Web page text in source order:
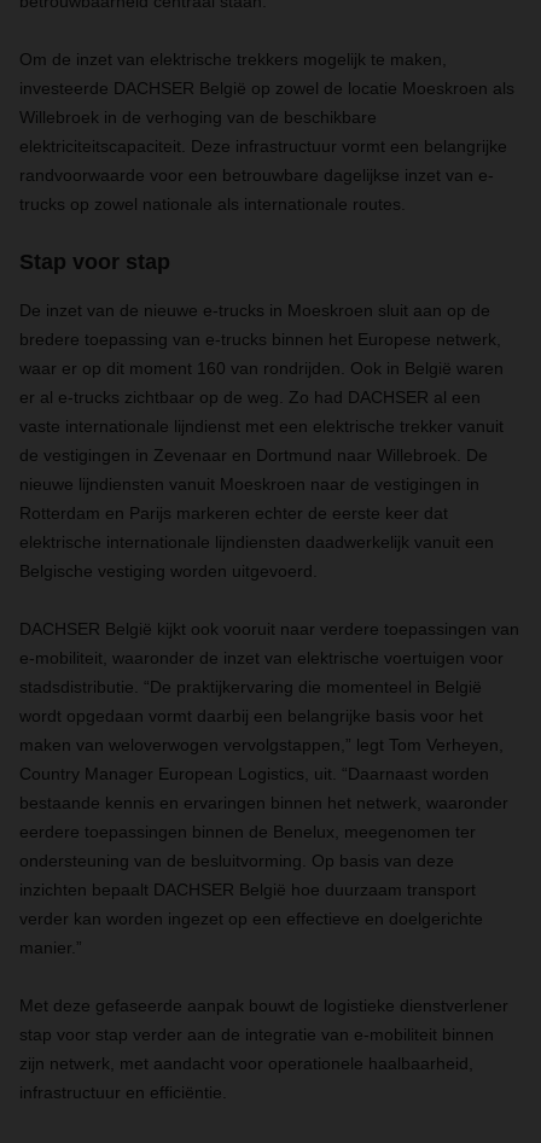
Om de inzet van elektrische trekkers mogelijk te maken,
investeerde DACHSER België op zowel de locatie Moeskroen als
Willebroek in de verhoging van de beschikbare
elektriciteitscapaciteit. Deze infrastructuur vormt een belangrijke
randvoorwaarde voor een betrouwbare dagelijkse inzet van e-
trucks op zowel nationale als internationale routes.
Stap voor stap
De inzet van de nieuwe e-trucks in Moeskroen sluit aan op de
bredere toepassing van e-trucks binnen het Europese netwerk,
waar er op dit moment 160 van rondrijden. Ook in België waren
er al e-trucks zichtbaar op de weg. Zo had DACHSER al een
vaste internationale lijndienst met een elektrische trekker vanuit
de vestigingen in Zevenaar en Dortmund naar Willebroek. De
nieuwe lijndiensten vanuit Moeskroen naar de vestigingen in
Rotterdam en Parijs markeren echter de eerste keer dat
elektrische internationale lijndiensten daadwerkelijk vanuit een
Belgische vestiging worden uitgevoerd.
DACHSER België kijkt ook vooruit naar verdere toepassingen van
e-mobiliteit, waaronder de inzet van elektrische voertuigen voor
stadsdistributie. “De praktijkervaring die momenteel in België
wordt opgedaan vormt daarbij een belangrijke basis voor het
maken van weloverwogen vervolgstappen,” legt Tom Verheyen,
Country Manager European Logistics, uit. “Daarnaast worden
bestaande kennis en ervaringen binnen het netwerk, waaronder
eerdere toepassingen binnen de Benelux, meegenomen ter
ondersteuning van de besluitvorming. Op basis van deze
inzichten bepaalt DACHSER België hoe duurzaam transport
verder kan worden ingezet op een effectieve en doelgerichte
manier.”
Met deze gefaseerde aanpak bouwt de logistieke dienstverlener
stap voor stap verder aan de integratie van e-mobiliteit binnen
zijn netwerk, met aandacht voor operationele haalbaarheid,
infrastructuur en efficiëntie.